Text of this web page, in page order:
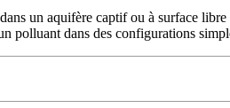
un aquifère captif ou à surface
polluant dans des configurations